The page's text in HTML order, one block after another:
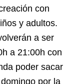
con
y adultos.
a ser
a 21:00h con
poder sacar
por la